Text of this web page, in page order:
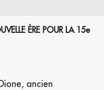
ÈRE POUR LA 15e
ancien